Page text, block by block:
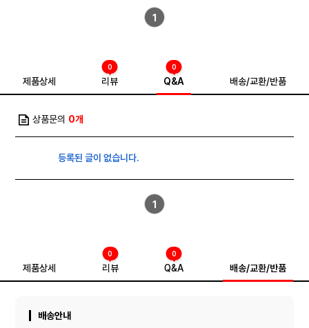
1
제품상세 리뷰
0
Q&A
0
배송/교환/반품
상품문의 0개
등록된 글이 없습니다.
1
제품상세 리뷰
0
Q&A
0
배송/교환/반품
배송안내